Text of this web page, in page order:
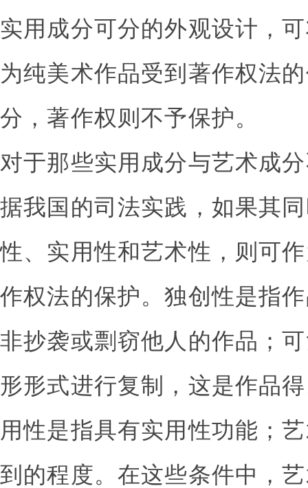
实用成分可分的外观设计，
为纯美术作品受到著作权法
分，著作权则不予保护。
对于那些实用成分与艺术成
据我国的司法实践，如果其
性、实用性和艺术性，则可
作权法的保护。独创性是指
非抄袭或剽窃他人的作品；
形形式进行复制，这是作品
用性是指具有实用性功能；
到的程度。在这些条件中，